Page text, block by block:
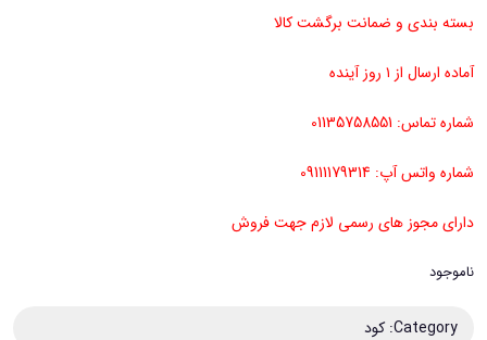
بسته بندی و ضمانت برگشت کالا
آماده ارسال از ۱ روز آینده
شماره تماس: 01135758551
شماره واتس آپ: 09111179314
دارای مجوز های رسمی لازم جهت فروش
ناموجود
Category: کود